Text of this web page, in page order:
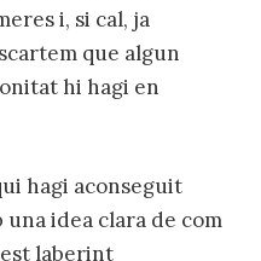
i, si cal, ja
que algun
hi hagi en
hagi aconseguit
idea clara de com
laberint